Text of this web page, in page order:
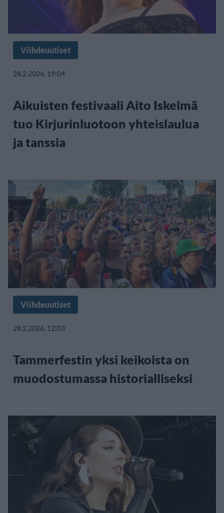
Viihdeuutiset
28.2.2026, 19:04
Aikuisten festivaali Aito Iskelmä
tuo Kirjurinluotoon yhteislaulua
ja tanssia
Viihdeuutiset
28.2.2026, 12:03
Tammerfestin yksi keikoista on
muodostumassa historialliseksi